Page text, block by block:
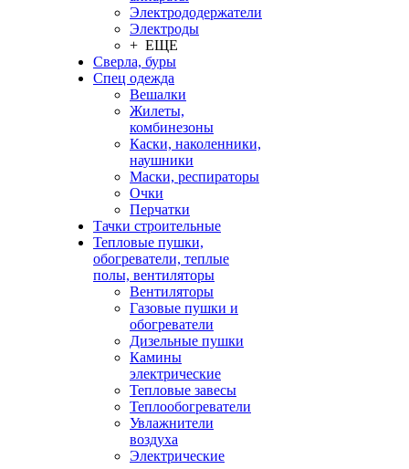
Электрододержатели
Электроды
+ ЕЩЕ
Сверла, буры
Спец одежда
Вешалки
Жилеты,
комбинезоны
Каски, наколенники,
наушники
Маски, респираторы
Очки
Перчатки
Тачки строительные
Тепловые пушки,
обогреватели, теплые
полы, вентиляторы
Вентиляторы
Газовые пушки и
обогреватели
Дизельные пушки
Камины
электрические
Тепловые завесы
Теплообогреватели
Увлажнители
воздуха
Электрические